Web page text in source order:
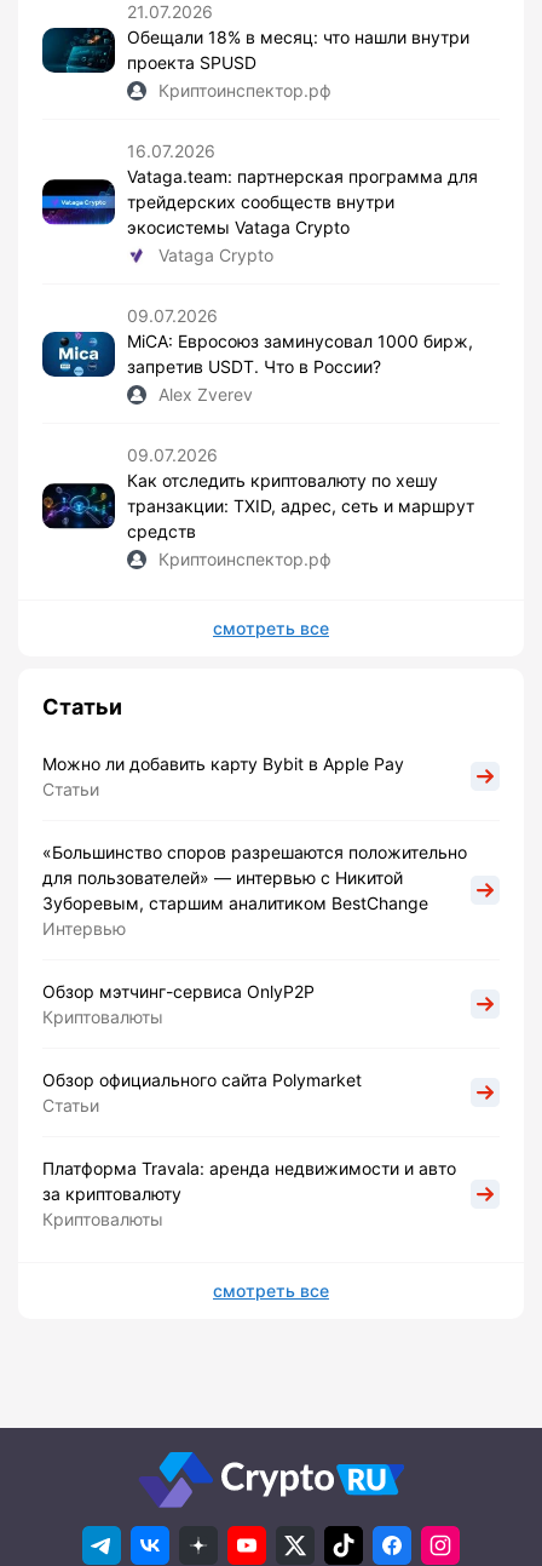
21.07.2026
Обещали 18% в месяц: что нашли внутри
проекта SPUSD
Криптоинспектор.рф
16.07.2026
Vataga.team: партнерская программа для
трейдерских сообществ внутри
экосистемы Vataga Crypto
Vataga Crypto
09.07.2026
MiCA: Евросоюз заминусовал 1000 бирж,
запретив USDT. Что в России?
Alex Zverev
09.07.2026
Как отследить криптовалюту по хешу
транзакции: TXID, адрес, сеть и маршрут
средств
Криптоинспектор.рф
смотреть все
Статьи
Можно ли добавить карту Bybit в Apple Pay
Статьи
«Большинство споров разрешаются положительно
для пользователей» — интервью с Никитой
Зуборевым, старшим аналитиком BestChange
Интервью
Обзор мэтчинг-сервиса OnlyP2P
Криптовалюты
Обзор официального сайта Polymarket
Статьи
Платформа Travala: аренда недвижимости и авто
за криптовалюту
Криптовалюты
смотреть все